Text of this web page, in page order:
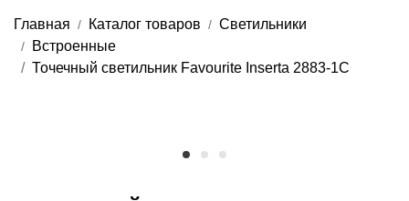
Главная Каталог товаров
Светильники
Встроенные
Точечный светильник Favourite Inserta 2883-1C